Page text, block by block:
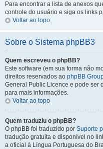
Para encontrar a lista de anexos
controle do usuário e siga os links
Voltar ao topo
Sobre o Sistema phpBB3
Quem escreveu o phpBB?
Este software (em sua forma não
direitos reservados ao phpBB
General Public Licence e pode ser
para mais informações.
Voltar ao topo
Quem traduziu o phpBB?
O phpBB foi traduzido por Suporte
tradução gratuita e disponível no
a oficial à Língua Portuguesa do